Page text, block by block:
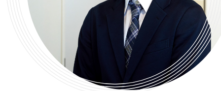
INTERVIEW
インタビュー
PERSONAL INTERVIEW
防音・リフォーム